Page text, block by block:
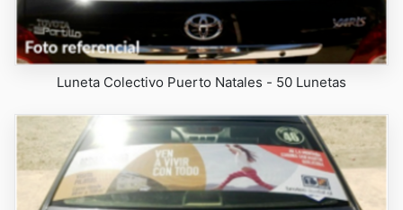
Luneta Colectivo Puerto Natales - 50 Lunetas